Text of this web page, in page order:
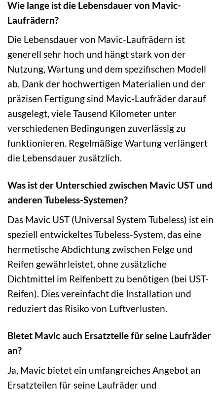
Wie lange ist die Lebensdauer von Mavic-
Laufrädern?
Die Lebensdauer von Mavic-Laufrädern ist
generell sehr hoch und hängt stark von der
Nutzung, Wartung und dem spezifischen Modell
ab. Dank der hochwertigen Materialien und der
präzisen Fertigung sind Mavic-Laufräder darauf
ausgelegt, viele Tausend Kilometer unter
verschiedenen Bedingungen zuverlässig zu
funktionieren. Regelmäßige Wartung verlängert
die Lebensdauer zusätzlich.
Was ist der Unterschied zwischen Mavic UST und
anderen Tubeless-Systemen?
Das Mavic UST (Universal System Tubeless) ist ein
speziell entwickeltes Tubeless-System, das eine
hermetische Abdichtung zwischen Felge und
Reifen gewährleistet, ohne zusätzliche
Dichtmittel im Reifenbett zu benötigen (bei UST-
Reifen). Dies vereinfacht die Installation und
reduziert das Risiko von Luftverlusten.
Bietet Mavic auch Ersatzteile für seine Laufräder
an?
Ja, Mavic bietet ein umfangreiches Angebot an
Ersatzteilen für seine Laufräder und